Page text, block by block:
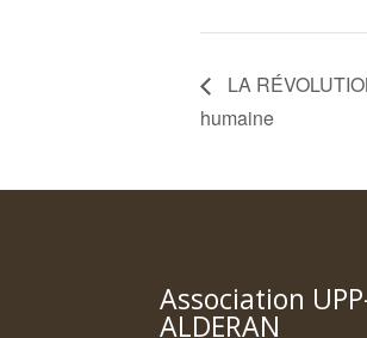
LA
humaine
Association
ALDERAN